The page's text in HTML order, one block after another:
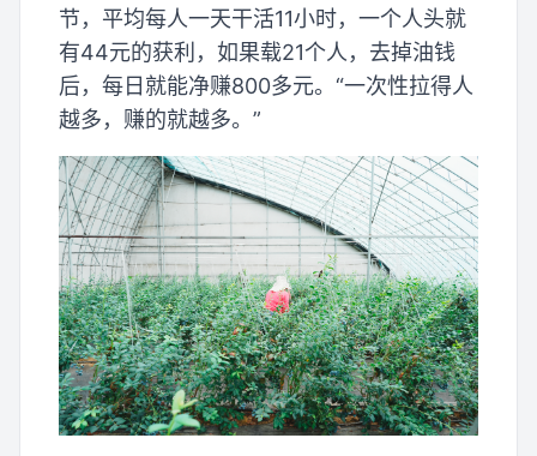
节，平均每人一天干活11小时，一个人头就
有44元的获利，如果载21个人，去掉油钱
后，每日就能净赚800多元。“一次性拉得人
越多，赚的就越多。”